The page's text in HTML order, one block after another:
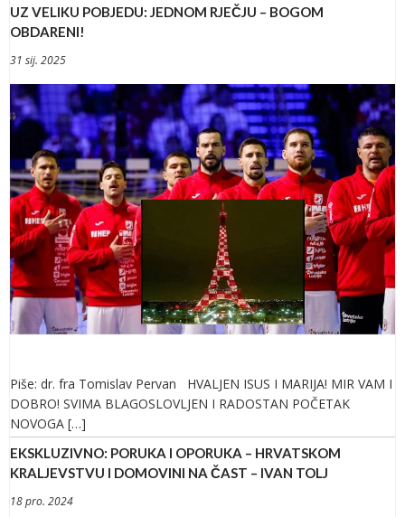
UZ VELIKU POBJEDU: JEDNOM RJEČJU – BOGOM
OBDARENI!
31 sij. 2025
Piše: dr. fra Tomislav Pervan HVALJEN ISUS I MARIJA! MIR VAM I
DOBRO! SVIMA BLAGOSLOVLJEN I RADOSTAN POČETAK
NOVOGA […]
EKSKLUZIVNO: PORUKA I OPORUKA – HRVATSKOM
KRALJEVSTVU I DOMOVINI NA ČAST – IVAN TOLJ
18 pro. 2024